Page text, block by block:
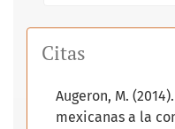
Citas
Augeron, M.
mexicanas a la